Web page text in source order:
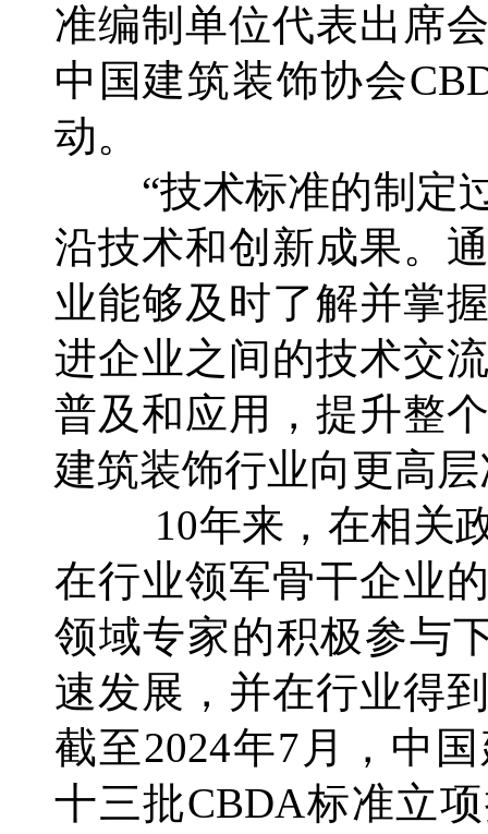
准编制单位代表出席
中国建筑装饰协会
动。
“技术标准的制定过
沿技术和创新成果。
业能够及时了解并掌
进企业之间的技术交
普及和应用，提升整
建筑装饰行业向更高
10年来，在相关政
在行业领军骨干企业
领域专家的积极参与
速发展，并在行业得
截至2024年7月，中
十三批CBDA标准立